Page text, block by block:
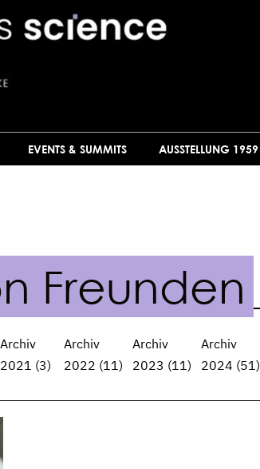
EVENTS & SUMMITS AUSSTELLUNG 1959
Freunden
Archiv
2021 (3)
Archiv
2022 (11)
Archiv
2023 (11)
Archiv
2024 (51)